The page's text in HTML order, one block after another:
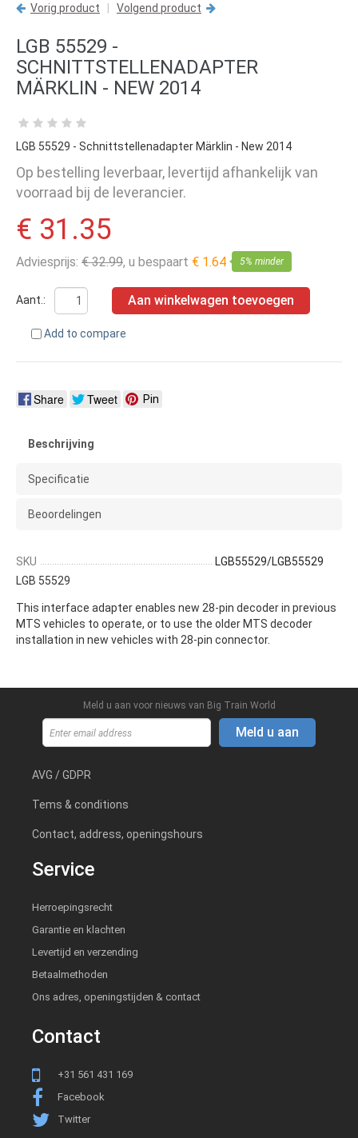
Vorig product Volgend product
LGB 55529 -
SCHNITTSTELLENADAPTER
MÄRKLIN - NEW 2014
LGB 55529 - Schnittstellenadapter Märklin - New 2014
Op bestelling leverbaar, levertijd afhankelijk van
voorraad bij de leverancier.
€ 31.35
Adviesprijs: € 32.99, u bespaart € 1.64 5% minder
Aant.: Aan winkelwagen toevoegen
Add to compare
Share Tweet Pin
Beschrijving
Specificatie
Beoordelingen
SKU
LGB55529/LGB55529
LGB 55529
This interface adapterenables new 28-pin decoderin previous
MTS vehicles to operate, or to use the older MTS decoder
installation in new vehicles with 28-pin connector.
Meld u aan voor nieuws van Big Train World
Meld u aan
AVG / GDPR
Tems & conditions
Contact, address, openingshours
Service
Herroepingsrecht
Garantie en klachten
Levertijd en verzending
Betaalmethoden
Ons adres, openingstijden & contact
Contact
+31 561 431 169
Facebook
Twitter